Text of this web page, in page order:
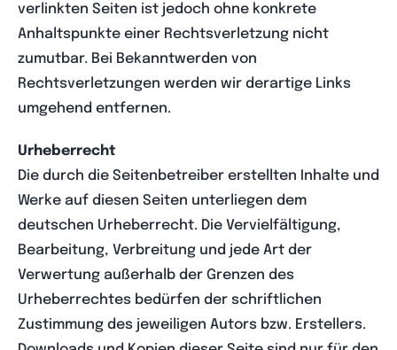
verlinkten Seiten ist jedoch ohne konkrete
Anhaltspunkte einer Rechtsverletzung nicht
zumutbar. Bei Bekanntwerden von
Rechtsverletzungen werden wir derartige Links
umgehend entfernen.
Urheberrecht
Die durch die Seitenbetreiber erstellten Inhalte und
Werke auf diesen Seiten unterliegen dem
deutschen Urheberrecht. Die Vervielfältigung,
Bearbeitung, Verbreitung und jede Art der
Verwertung außerhalb der Grenzen des
Urheberrechtes bedürfen der schriftlichen
Zustimmung des jeweiligen Autors bzw. Erstellers.